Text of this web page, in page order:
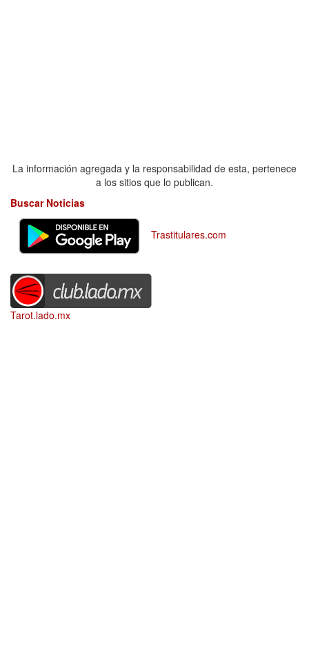
La información agregada y la responsabilidad de esta, pertenece
a los sitios que lo publican.
Buscar Noticias
Trastitulares.com
Tarot.lado.mx